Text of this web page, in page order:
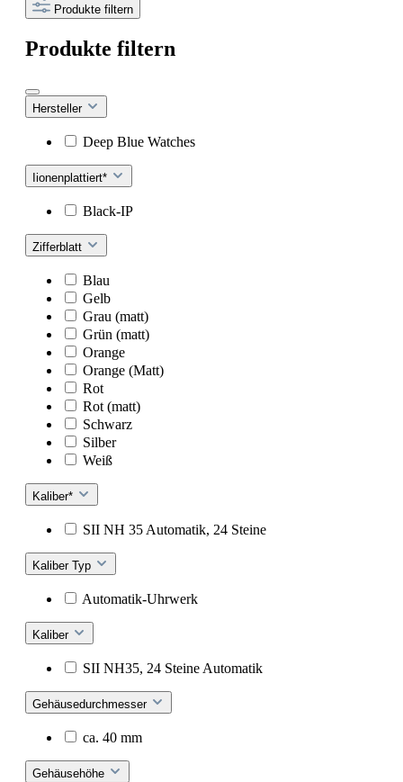
Produkte filtern
Produkte filtern
Hersteller
Deep Blue Watches
Iionenplattiert*
Black-IP
Zifferblatt
Blau
Gelb
Grau (matt)
Grün (matt)
Orange
Orange (Matt)
Rot
Rot (matt)
Schwarz
Silber
Weiß
Kaliber*
SII NH 35 Automatik, 24 Steine
Kaliber Typ
Automatik-Uhrwerk
Kaliber
SII NH35, 24 Steine Automatik
Gehäusedurchmesser
ca. 40 mm
Gehäusehöhe